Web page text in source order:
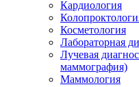
Кардиология
Косметология
Лабораторная
Лучевая
маммография)
Маммология